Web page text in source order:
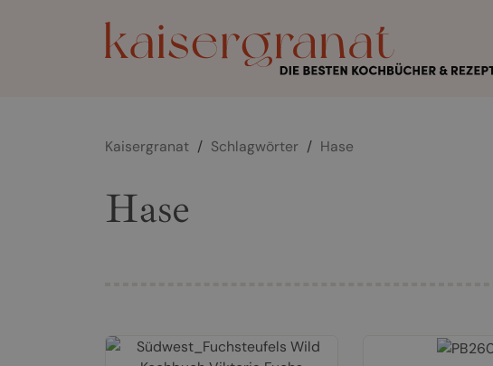
Kaisergranat / Schlagwörter / Hase
Hase